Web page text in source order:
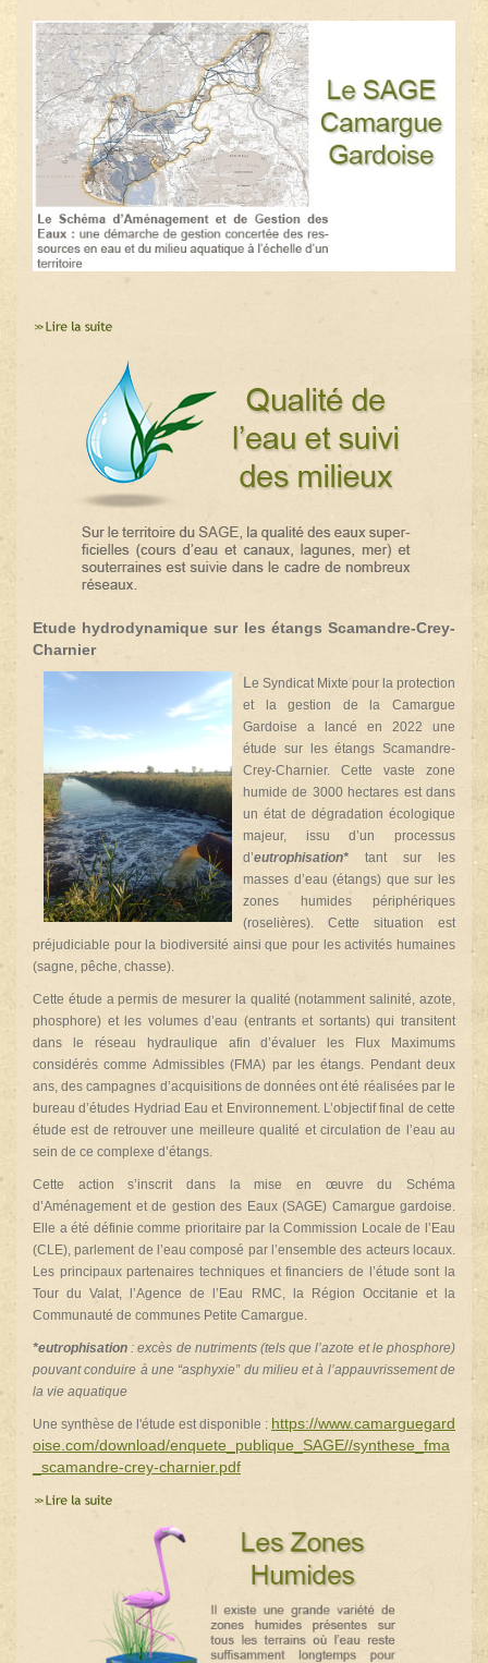
Etude hydrodynamique sur les étangs Scamandre-Crey-
Charnier
L e Syndicat Mixte pour la protection
et la gestion de la Camargue
Gardoise a lancé en 2022 une
étude sur les étangs Scamandre-
Crey-Charnier. Cette vaste zone
humide de 3000 hectares est dans
un état de dégradation écologique
majeur, issu d’un processus
d’eutrophisation* tant sur les
masses d’eau (étangs) que sur les
zones humides périphériques
(roselières). Cette situation est
préjudiciable pour la biodiversité ainsi que pour les activités humaines
(sagne, pêche, chasse).
Cette étude a permis de mesurer la qualité (notamment salinité, azote,
phosphore) et les volumes d’eau (entrants et sortants) qui transitent
dans le réseau hydraulique afin d’évaluer les Flux Maximums
considérés comme Admissibles (FMA) par les étangs. Pendant deux
ans, des campagnes d’acquisitions de données ont été réalisées par le
bureau d’études Hydriad Eau et Environnement. L’objectif final de cette
étude est de retrouver une meilleure qualité et circulation de l’eau au
sein de ce complexe d’étangs.
Cette action s’inscrit dans la mise en œuvre du Schéma
d’Aménagement et de gestion des Eaux (SAGE) Camargue gardoise.
Elle a été définie comme prioritaire par la Commission Locale de l’Eau
(CLE), parlement de l’eau composé par l’ensemble des acteurs locaux.
Les principaux partenaires techniques et financiers de l’étude sont la
Tour du Valat, l’Agence de l’Eau RMC, la Région Occitanie et la
Communauté de communes Petite Camargue.
*eutrophisation : excès de nutriments (tels que l’azote et le phosphore)
pouvant conduire à une “asphyxie” du milieu et à l’appauvrissement de
la vie aquatique
Une synthèse de l'étude est disponible : https://www.camarguegard
oise.com/download/enquete_publique_SAGE//synthese_fma
_scamandre-crey-charnier.pdf